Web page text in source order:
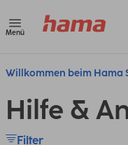
Menü
Willkommen beim Hama
Hilfe &
Filter